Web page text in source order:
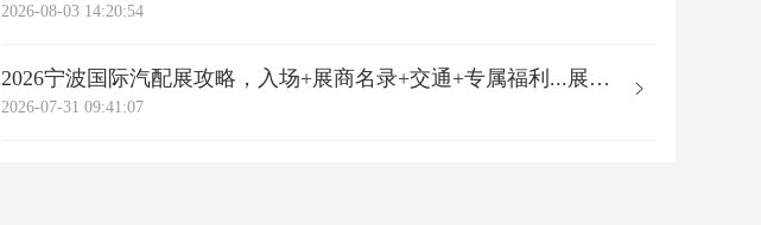
2026-08-03 14:20:54
2026宁波国际汽配展攻略，入场+展商名录+交通+专属福利...展前
必看！
2026-07-31 09:41:07